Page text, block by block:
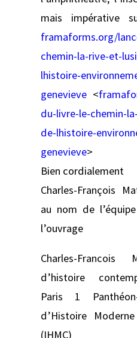
mais impérative
framaforms.org/
chemin-la-rive-et-
lhistoire-
genevieve <
du-livre-le-chemin-
de-lhistoire-
genevieve>
Bien cordialement
Charles-François
au nom de
l’ouvrage
Charles-Francois
d’histoire
Paris 1
d’Histoire
(IHMC)